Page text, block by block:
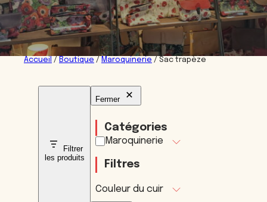
Accueil / Boutique / Maroquinerie / Sac trapèze
Filtrer
les produits
Fermer
Catégories
Catégorie
Maroquinerie
Filtres
Couleur du cuir